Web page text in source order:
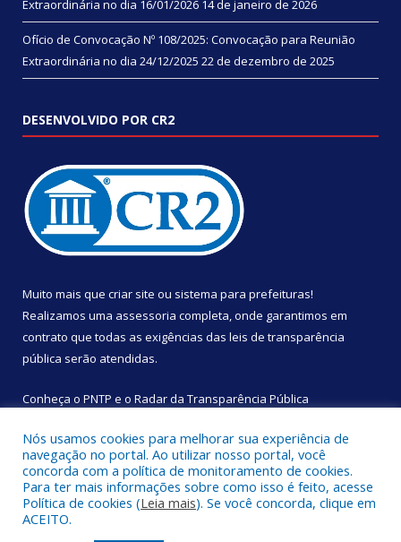
Extraordinária no dia 16/01/2026 14 de janeiro de 2026
Ofício de Convocação Nº 108/2025: Convocação para Reunião
Extraordinária no dia 24/12/2025 22 de dezembro de 2025
DESENVOLVIDO POR CR2
Muito mais que criar site ou sistema para prefeituras!
Realizamos uma assessoria completa, onde garantimos em
contrato que todas as exigências das leis de transparência
pública serão atendidas.
Conheça o PNTP e o Radar da Transparência Pública
Todos os direitos reservados a Câmara Municipal de São
Sebastião da Boa Vista.
Nós usamos cookies para melhorar sua experiência de
navegação no portal. Ao utilizar nosso portal, você
concorda com a política de monitoramento de cookies.
Para ter mais informações sobre como isso é feito, acesse
Política de cookies (Leia mais). Se você concorda, clique em
ACEITO.